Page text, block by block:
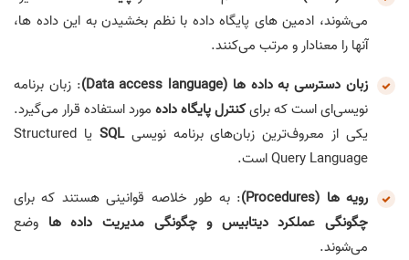
می‌شوند، ادمین های پایگاه داده با نظم بخشیدن به این داده ها،
آنها را معنادار و مرتب می‌کنند.
زبان دسترسی به داده ها (Data access language)
: زبان برنامه
نویسی‌ای است که برایکنترل پایگاه داده مورد استفاده قرار می‌گیرد.
یکی از معروف‌ترین زبان‌های برنامه نویسیSQL
یا Structured
Query Language است.
رویه ها (Procedures)
: به طور خلاصه قوانینی هستند که برای
چگونگی عملکرد دیتابیس و چگونگی مدیریت داده ها وضع
می‌شوند.